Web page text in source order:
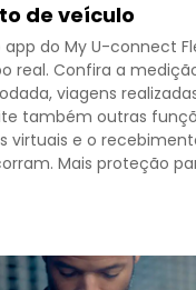
de veículo
do My U-connect
real. Confira a
viagens
também outras
virtuais e o
Mais proteção